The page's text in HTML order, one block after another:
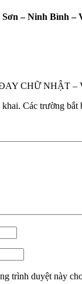
– Ninh Bình –
CHỮ NHẬT –
khai. Các trường bắt
trình duyệt này